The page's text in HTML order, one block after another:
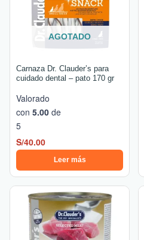
AGOTADO
Carnaza Dr. Clauder’s para
cuidado dental – pato 170 gr
Valorado
con 5.00 de
5
S/40.00
Leer más
Rango
de
precios:
desde
S/17.00
Este
producto
múltiples